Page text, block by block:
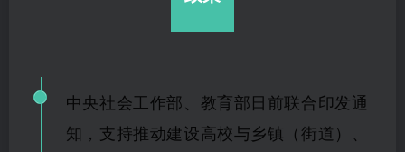
中央社会工作部、教育部日前联合印发通
知，支持推动建设高校与乡镇（街道）、